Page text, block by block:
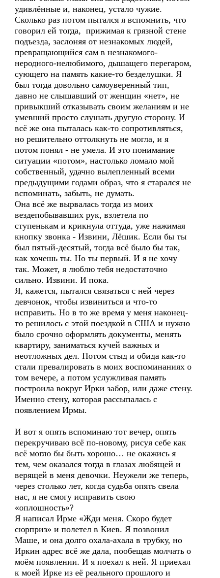
удивлённые и, наконец, устало чужие.
Сколько раз потом пытался я вспомнить, что
говорил ей тогда, прижимая к грязной стене
подъезда, заслоняя от незнакомых людей,
превращающийся сам в незнакомого-
неродного-нелюбимого, дышащего перегаром,
сующего на память какие-то безделушки. Я
был тогда довольно самоуверенный тип,
давно не слышавший от женщин «нет», не
привыкший отказывать своим желаниям и не
умевший просто слушать другую сторону. И
всё же она пыталась как-то сопротивляться,
но решительно оттолкнуть не могла, и я
потом понял - не умела. И это понимание
ситуации «потом», настолько ломало мой
собственный, удачно вылепленный всеми
предыдущими годами образ, что я старался не
вспоминать, забыть, не думать.
Она всё же вырвалась тогда из моих
вездепобывавших рук, взлетела по
ступенькам и крикнула оттуда, уже нажимая
кнопку звонка - Извини, Лёшик. Если бы ты
был пятый-десятый, тогда всё было бы так,
как хочешь ты. Но ты первый. И я не хочу
так. Может, я люблю тебя недостаточно
сильно. Извини. И пока.
Я, кажется, пытался связаться с ней через
девчонок, чтобы извиниться и что-то
исправить. Но в то же время у меня наконец-
то решилось с этой поездкой в США и нужно
было срочно оформлять документы, менять
квартиру, заниматься кучей важных и
неотложных дел. Потом стыд и обида как-то
стали превалировать в моих воспоминаниях о
том вечере, а потом услужливая память
построила вокруг Ирки забор, или даже стену.
Именно стену, которая рассыпалась с
появлением Ирмы.
И вот я опять вспоминаю тот вечер, опять
перекручиваю всё по-новому, рисуя себе как
всё могло бы быть хорошо… не окажись я
тем, чем оказался тогда в глазах любящей и
верящей в меня девочки. Неужели же теперь,
через столько лет, когда судьба опять свела
нас, я не смогу исправить свою
«оплошность»?
Я написал Ирме «Жди меня. Скоро будет
сюрприз» и полетел в Киев. Я позвонил
Маше, и она долго охала-ахала в трубку, но
Иркин адрес всё же дала, пообещав молчать о
моём появлении. И я поехал к ней. Я приехал
к моей Ирке из её реального прошлого и